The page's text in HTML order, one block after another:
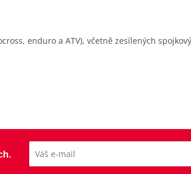
enduro a ATV), včetně zesílených